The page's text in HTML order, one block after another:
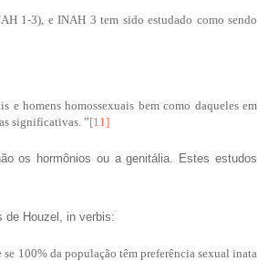
1-3), e INAH 3 tem sido estudado como sendo
e homens homossexuais bem como daqueles em
significativas. ”[11]
os hormônios ou a genitália. Estes estudos
de Houzel, in verbis:
100% da população têm preferência sexual inata